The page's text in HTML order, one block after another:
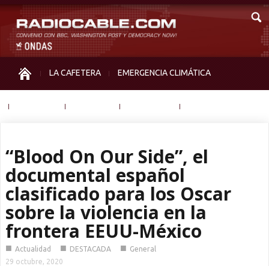
LA CAFETERA EMERGENCIA CLIMÁTICA
“Blood On Our Side”, el
documental español
clasificado para los Oscar
sobre la violencia en la
frontera EEUU-México
■ Actualidad ■ DESTACADA ■ General
29 octubre, 2020